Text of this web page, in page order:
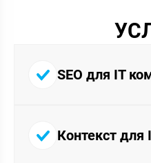
SEO для IT
Контекст для